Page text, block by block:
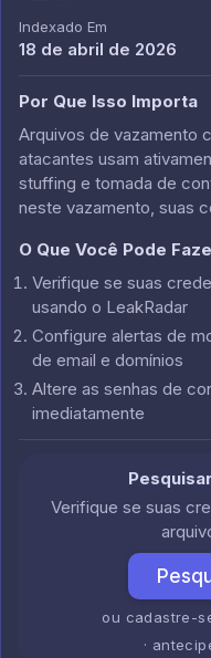
Indexado Em
18 de abril de 2026
Por Que Isso Importa
Arquivos de vazamento
atacantes usam
stuffing e tomada de
neste vazamento, suas
O Que Você Pode
Verifique se suas
usando o LeakRadar
Configure alertas de
de email e domínios
Altere as senhas de
imediatamente
Verifique se suas
ou cadastre-
·